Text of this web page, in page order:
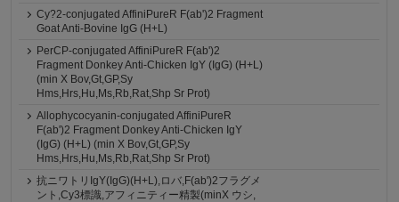
Cy?2-conjugated AffiniPureR F(ab')2 Fragment
Goat Anti-Bovine IgG (H+L)
PerCP-conjugated AffiniPureR F(ab')2
Fragment Donkey Anti-Chicken IgY (IgG) (H+L)
(min X Bov,Gt,GP,Sy
Hms,Hrs,Hu,Ms,Rb,Rat,Shp Sr Prot)
Allophycocyanin-conjugated AffiniPureR
F(ab')2 Fragment Donkey Anti-Chicken IgY
(IgG) (H+L) (min X Bov,Gt,GP,Sy
Hms,Hrs,Hu,Ms,Rb,Rat,Shp Sr Prot)
抗ニワトリIgY(IgG)(H+L),ロバ,F(ab')2フラグメ
ント,Cy3標識,アフィニティー精製(minX ウシ,